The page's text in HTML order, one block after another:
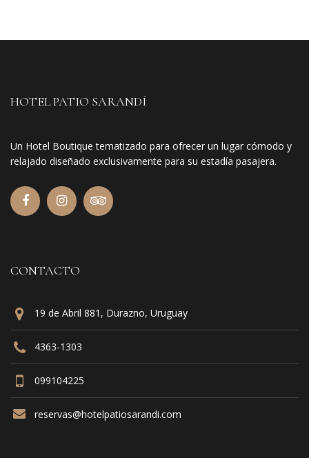
HOTEL PATIO SARANDÍ
Un Hotel Boutique tematizado para ofrecer un lugar cómodo y
relajado diseñado exclusivamente para su estadía pasajera.
CONTACTO
19 de Abril 881, Durazno, Uruguay
4363-1303
099104225
reservas@hotelpatiosarandi.com